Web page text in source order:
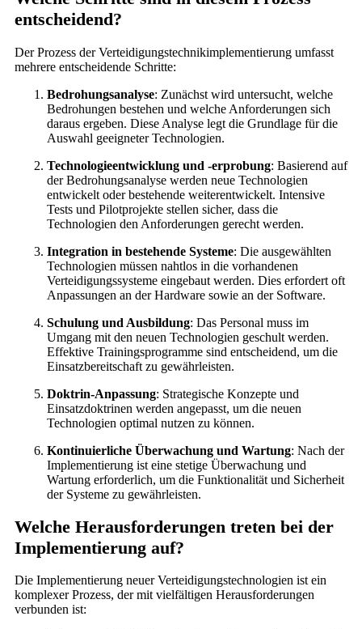
entscheidend?
Der Prozess der Verteidigungstechnikimplementierung umfasst
mehrere entscheidende Schritte:
Bedrohungsanalyse: Zunächst wird untersucht, welche
Bedrohungen bestehen und welche Anforderungen sich
daraus ergeben. Diese Analyse legt die Grundlage für die
Auswahl geeigneter Technologien.
Technologieentwicklung und -erprobung: Basierend auf
der Bedrohungsanalyse werden neue Technologien
entwickelt oder bestehende weiterentwickelt. Intensive
Tests und Pilotprojekte stellen sicher, dass die
Technologien den Anforderungen gerecht werden.
Integration in bestehende Systeme: Die ausgewählten
Technologien müssen nahtlos in die vorhandenen
Verteidigungssysteme eingebaut werden. Dies erfordert oft
Anpassungen an der Hardware sowie an der Software.
Schulung und Ausbildung: Das Personal muss im
Umgang mit den neuen Technologien geschult werden.
Effektive Trainingsprogramme sind entscheidend, um die
Einsatzbereitschaft zu gewährleisten.
Doktrin-Anpassung: Strategische Konzepte und
Einsatzdoktrinen werden angepasst, um die neuen
Technologien optimal nutzen zu können.
Kontinuierliche Überwachung und Wartung: Nach der
Implementierung ist eine stetige Überwachung und
Wartung erforderlich, um die Funktionalität und Sicherheit
der Systeme zu gewährleisten.
Welche Herausforderungen treten bei der
Implementierung auf?
Die Implementierung neuer Verteidigungstechnologien ist ein
komplexer Prozess, der mit vielfältigen Herausforderungen
verbunden ist: